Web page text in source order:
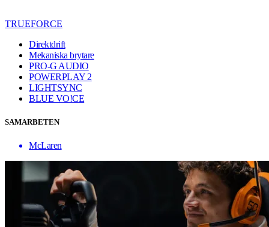
TRUEFORCE
Direktdrift
Mekaniska brytare
PRO-G AUDIO
POWERPLAY 2
LIGHTSYNC
BLUE VO!CE
SAMARBETEN
McLaren